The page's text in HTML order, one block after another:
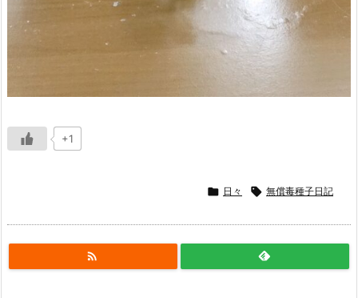
+1
 日々  無償毒種子日記
